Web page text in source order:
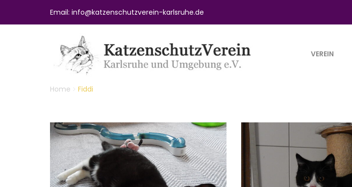
Email: info@katzenschutzverein-karlsruhe.de
VEREIN
Home Fiddi